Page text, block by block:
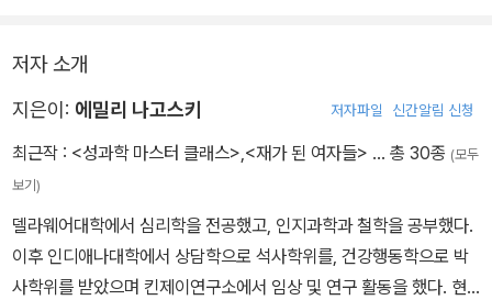
수 없어서’ 이 책을 썼다. 이제까지 세상이 여성의 섹슈얼리티를 말할
에서 스스로를 주체가 아닌 객체로 여겨왔다. 남녀가 섹스를 통해 즐
거우려면 무엇보다 서로에 대한 정확한 정보와 이해가 필요하다. 성
에 있어 남녀의 우열은 없으며 완전한 다름이나 완전한 일치도 없다.
남녀는 다르면서 같고, 모두 정상이며 아름답다.
남녀의 섹스가 어떻게 같고 다른지, 여성의 오르가슴은 무엇이고 어
떻게 성취할 수 있는지 알고 싶은 20대부터 좋은 관계를 수십 년간
저자 소개
지은이: 에밀리 나고스키 저자파일 신간알림 신청
최근작 : <성과학 마스터 클래스>,<재가 된 여자들> … 총 30종 (모두
보기)
델라웨어대학에서 심리학을 전공했고, 인지과학과 철학을 공부했다.
이후 인디애나대학에서 상담학으로 석사학위를, 건강행동학으로 박
사학위를 받았으며 킨제이연구소에서 임상 및 연구 활동을 했다. 현